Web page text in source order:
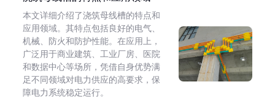
本文详细介绍了浇筑母线槽的特点和
应用领域。其特点包括良好的电气、
机械、防火和防护性能。在应用上，
广泛用于商业建筑、工业厂房、医院
和数据中心等场所，凭借自身优势满
足不同领域对电力供应的高要求，保
障电力系统稳定运行。